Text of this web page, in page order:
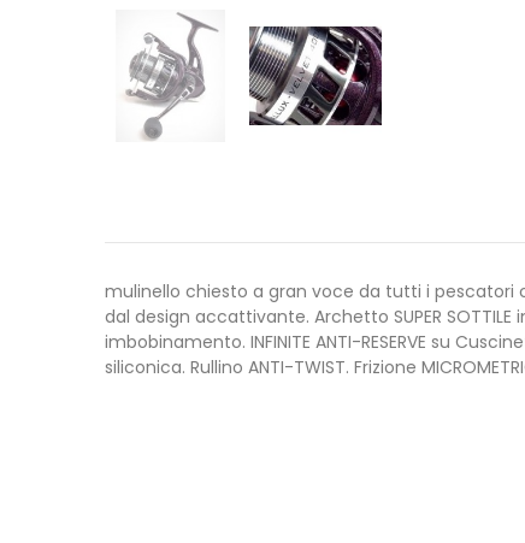
mulinello chiesto a gran voce da tutti i pescatori
dal design accattivante. Archetto SUPER
imbobinamento. INFINITE ANTI-RESERVE su
siliconica. Rullino ANTI-TWIST. Frizione